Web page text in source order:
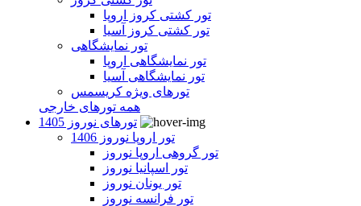
تور کشتی کروز اروپا
تور کشتی کروز آسیا
تور نمایشگاهی
تور نمایشگاهی اروپا
تور نمایشگاهی آسیا
تورهای ویژه کریسمس
همه تورهای خارجی
تورهای نوروز 1405
تور اروپا نوروز 1406
تور گروهی اروپا نوروز
تور اسپانیا نوروز
تور یونان نوروز
تور فرانسه نوروز